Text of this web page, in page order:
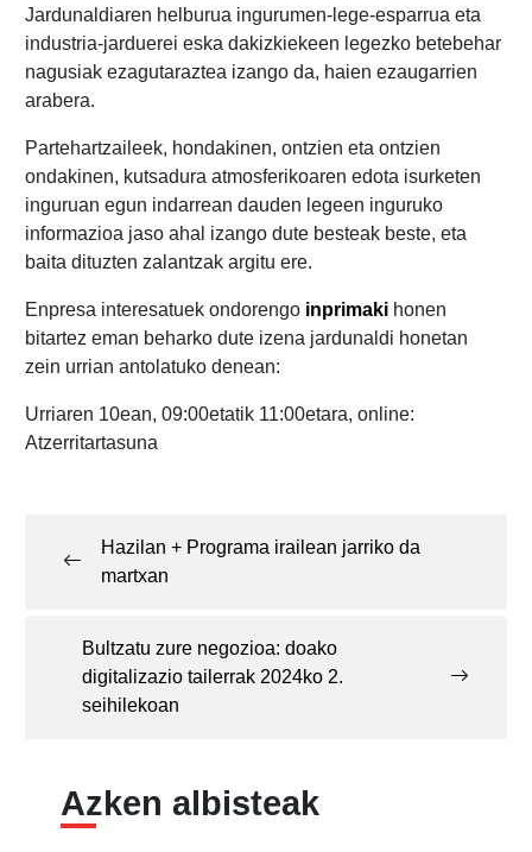
Jardunaldiaren helburua ingurumen-lege-esparrua eta
industria-jarduerei eska dakizkiekeen legezko betebehar
nagusiak ezagutaraztea izango da, haien ezaugarrien
arabera.
Partehartzaileek, hondakinen, ontzien eta ontzien
ondakinen, kutsadura atmosferikoaren edota isurketen
inguruan egun indarrean dauden legeen inguruko
informazioa jaso ahal izango dute besteak beste, eta
baita dituzten zalantzak argitu ere.
Enpresa interesatuek ondorengo inprimakihonen
bitartez eman beharko dute izena jardunaldi honetan
zein urrian antolatuko denean:
Urriaren 10ean, 09:00etatik 11:00etara, online:
Atzerritartasuna
Hazilan + Programa irailean jarriko da
martxan
Bultzatu zure negozioa: doako
digitalizazio tailerrak 2024ko 2.
seihilekoan
Azken albisteak